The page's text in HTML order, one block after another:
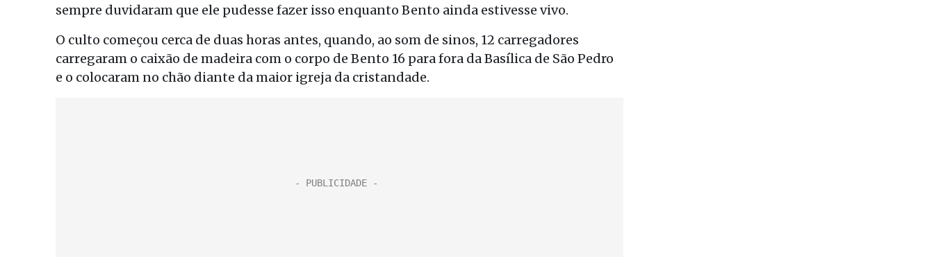
sempre duvidaram que ele pudesse fazer isso enquanto Bento ainda estivesse vivo.
O culto começou cerca de duas horas antes, quando, ao som de sinos, 12 carregadores
carregaram o caixão de madeira com o corpo de Bento 16 para fora da Basílica de São Pedro
e o colocaram no chão diante da maior igreja da cristandade.